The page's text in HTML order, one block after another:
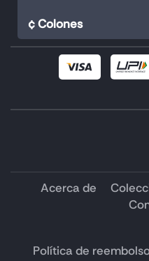
¢ Colones
Acerca de
Política de